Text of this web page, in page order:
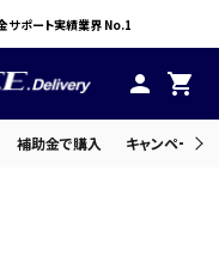
サポート実績業界 No.1
person shopping_cart
補助金で購入 キャンペーン